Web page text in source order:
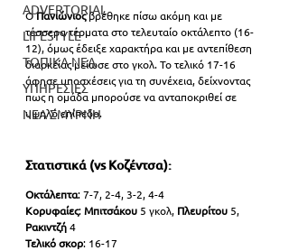
ADVERTORIAL
LIFESTYLE
ΤΟΠΙΚΑ ΝΕΑ
ΥΠΗΡΕΣΙΕΣ
ΝΕΑ ΣΜΥΡΝΗ
Ο Πανιώνιος βρέθηκε πίσω ακόμη και με
τέσσερα τέρματα στο τελευταίο οκτάλεπτο (16-
12), όμως έδειξε χαρακτήρα και με αντεπίθεση
διαρκείας μείωσε στο γκολ. Το τελικό 17-16
άφησε υποσχέσεις για τη συνέχεια, δείχνοντας
πως η ομάδα μπορούσε να ανταποκριθεί σε
υψηλό επίπεδο.
Στατιστικά (vs Κοζέντσα):
Οκτάλεπτα: 7-7, 2-4, 3-2, 4-4
Κορυφαίες: Μπιτσάκου 5 γκολ, Πλευρίτου 5,
Ρακιντζή 4
Τελικό σκορ: 16-17